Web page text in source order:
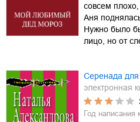
совсем
Аня
Нужно было
лицо, но от
Серенада
электронная
Год написания